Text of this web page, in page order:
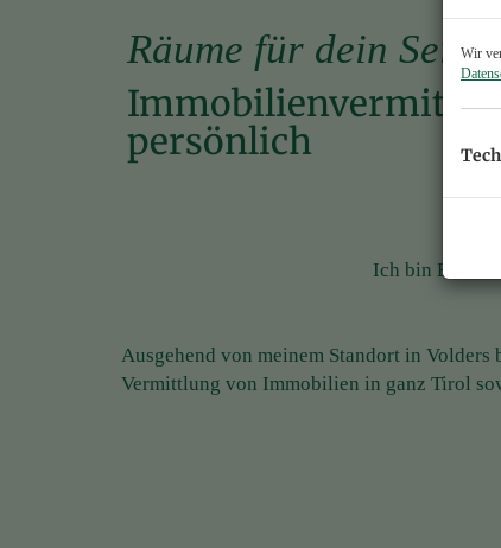
Räume für dein Sein.
persönlich
Ich bin
Ausgehend von meinem Standort in
Vermittlung von Immobilien in ganz Tirol
Wir